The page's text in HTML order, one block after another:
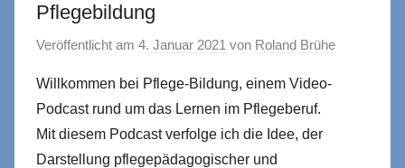
Pflegebildung
Veröffentlicht am 4. Januar 2021 von Roland Brühe
Willkommen bei Pflege-Bildung, einem Video-
Podcast rund um das Lernen im Pflegeberuf.
Mit diesem Podcast verfolge ich die Idee, der
Darstellung pflegepädagogischer und